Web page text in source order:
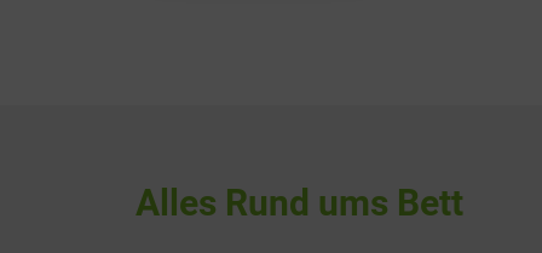
Alles Rund ums Bett